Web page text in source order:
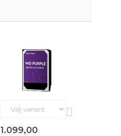
1.099,00